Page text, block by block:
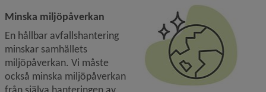
Minska miljöpåverkan
En hållbar avfallshantering
minskar samhällets
miljöpåverkan. Vi måste
också minska miljöpåverkan